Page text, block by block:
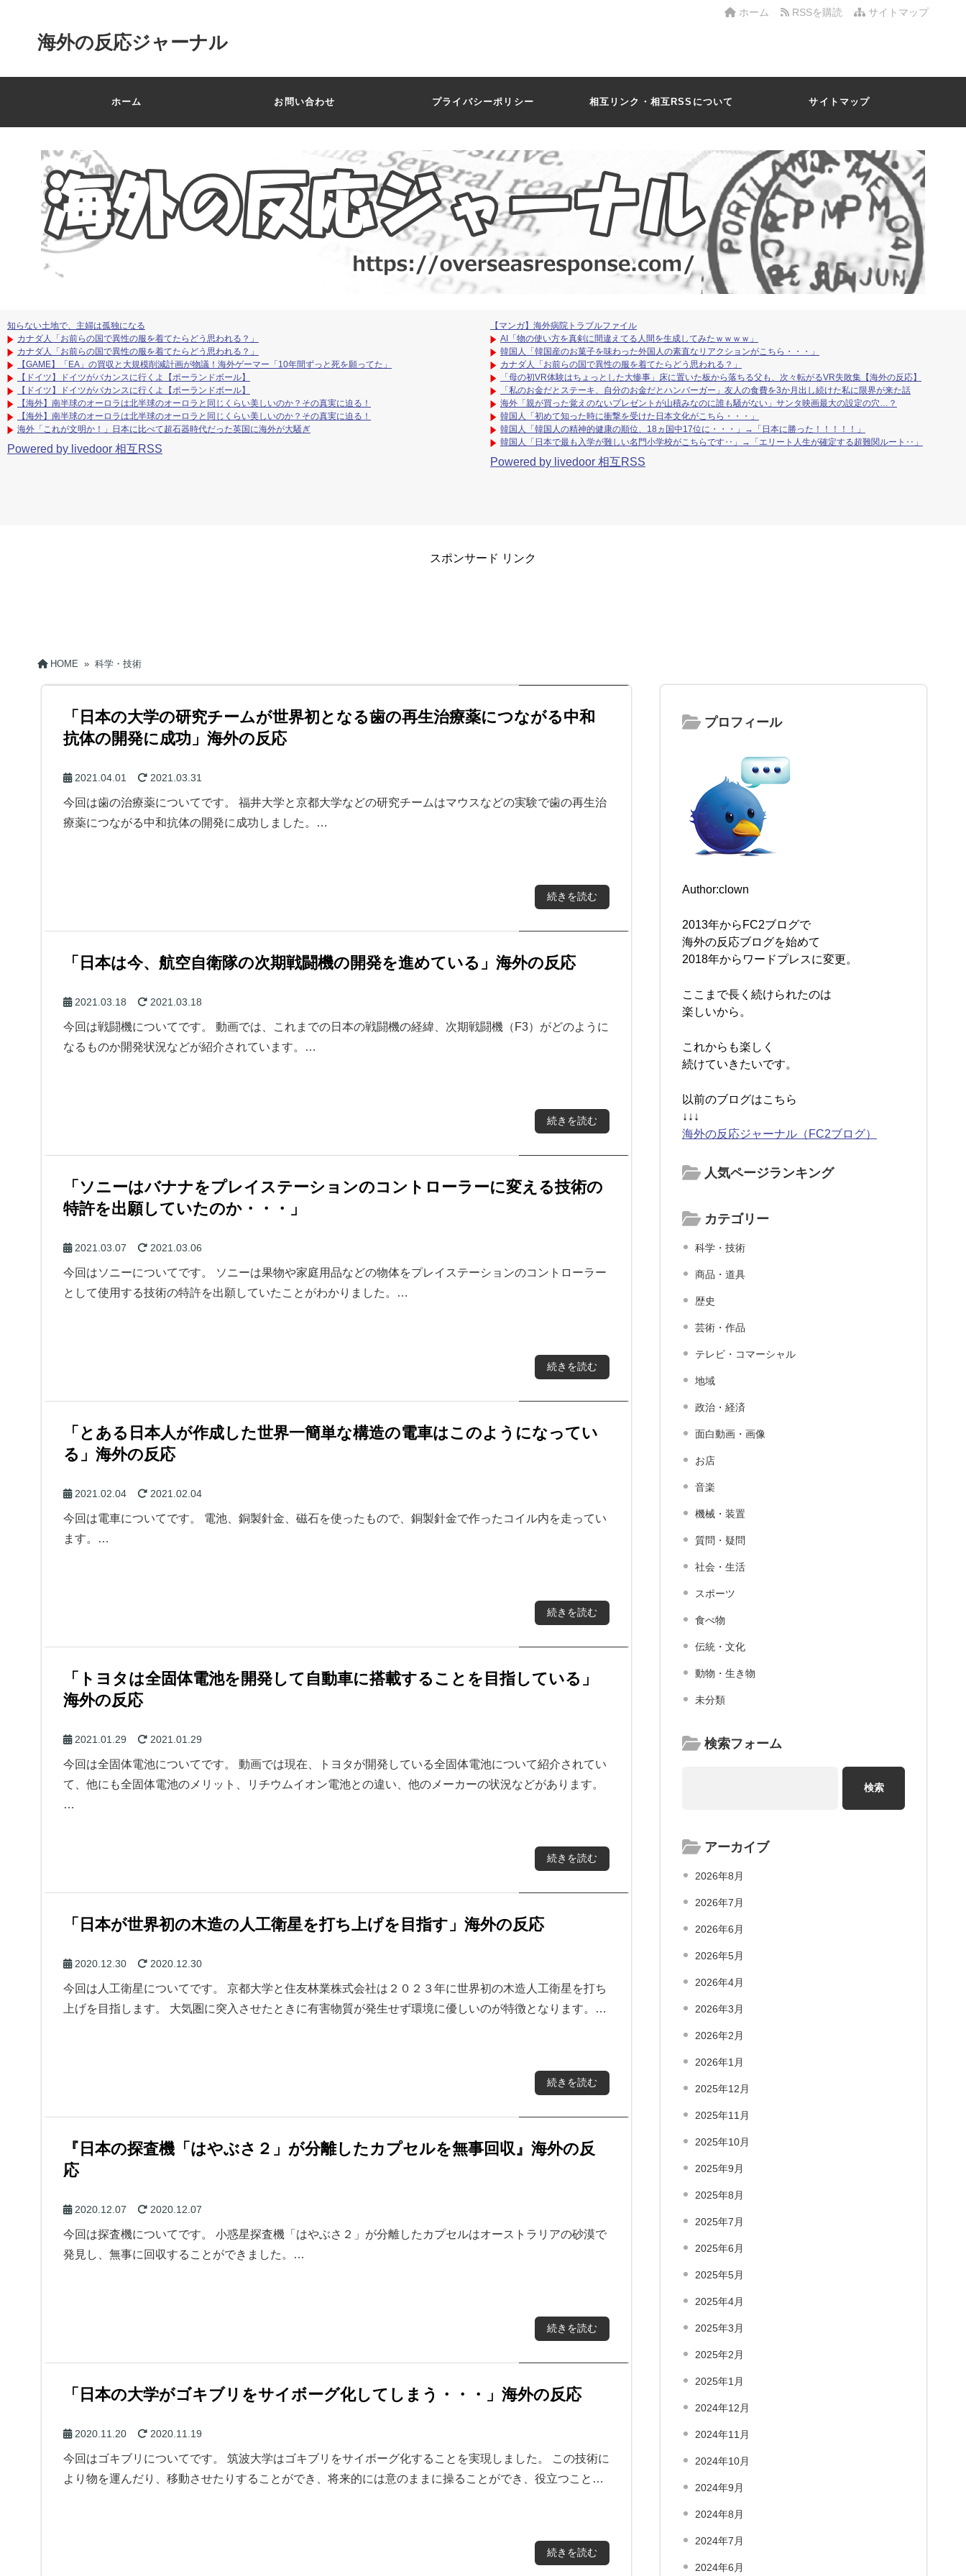
サイトマップ
RSSを購読
ホーム
海外の反応ジャーナル
ホーム お問い合わせ プライバシーポリシー 相互リンク・相互RSSについて サイトマップ
知らない土地で、主婦は孤独になる
カナダ人「お前らの国で異性の服を着てたらどう思われる？」
カナダ人「お前らの国で異性の服を着てたらどう思われる？」
【GAME】「EA」の買収と大規模削減計画が物議！海外ゲーマー「10年間ずっと死を願ってた」
【ドイツ】ドイツがバカンスに行くよ【ポーランドボール】
【ドイツ】ドイツがバカンスに行くよ【ポーランドボール】
【海外】南半球のオーロラは北半球のオーロラと同じくらい美しいのか？その真実に迫る！
【海外】南半球のオーロラは北半球のオーロラと同じくらい美しいのか？その真実に迫る！
海外「これが文明か！」日本に比べて超石器時代だった英国に海外が大騒ぎ
Powered by livedoor 相互RSS
【マンガ】海外病院トラブルファイル
AI「物の使い方を真剣に間違えてる人間を生成してみたｗｗｗｗ」
韓国人「韓国産のお菓子を味わった外国人の素直なリアクションがこちら・・・」
カナダ人「お前らの国で異性の服を着てたらどう思われる？」
「母の初VR体験はちょっとした大惨事」床に置いた板から落ちる父も、次々転がるVR失敗集【海外の反応】
「私のお金だとステーキ、自分のお金だとハンバーガー」友人の食費を3か月出し続けた私に限界が来た話
海外「親が買った覚えのないプレゼントが山積みなのに誰も騒がない」サンタ映画最大の設定の穴…？
韓国人「初めて知った時に衝撃を受けた日本文化がこちら・・・」
韓国人「韓国人の精神的健康の順位、18ヵ国中17位に・・・」→「日本に勝った！！！！！」
韓国人「日本で最も入学が難しい名門小学校がこちらです‥」→「エリート人生が確定する超難関ルート‥」
Powered by livedoor 相互RSS
スポンサード リンク
HOME » 科学・技術
「日本の大学の研究チームが世界初となる歯の再生治療薬につながる中和
抗体の開発に成功」海外の反応
2021.04.01 2021.03.31
今回は歯の治療薬についてです。 福井大学と京都大学などの研究チームはマウスなどの実験で歯の再生治
療薬につながる中和抗体の開発に成功しました。…
続きを読む
「日本は今、航空自衛隊の次期戦闘機の開発を進めている」海外の反応
2021.03.18 2021.03.18
今回は戦闘機についてです。 動画では、これまでの日本の戦闘機の経緯、次期戦闘機（F3）がどのように
なるものか開発状況などが紹介されています。…
続きを読む
「ソニーはバナナをプレイステーションのコントローラーに変える技術の
特許を出願していたのか・・・」
2021.03.07 2021.03.06
今回はソニーについてです。 ソニーは果物や家庭用品などの物体をプレイステーションのコントローラー
として使用する技術の特許を出願していたことがわかりました。…
続きを読む
「とある日本人が作成した世界一簡単な構造の電車はこのようになってい
る」海外の反応
2021.02.04 2021.02.04
今回は電車についてです。 電池、銅製針金、磁石を使ったもので、銅製針金で作ったコイル内を走ってい
ます。…
続きを読む
「トヨタは全固体電池を開発して自動車に搭載することを目指している」
海外の反応
2021.01.29 2021.01.29
今回は全固体電池についてです。 動画では現在、トヨタが開発している全固体電池について紹介されてい
て、他にも全固体電池のメリット、リチウムイオン電池との違い、他のメーカーの状況などがあります。
…
続きを読む
「日本が世界初の木造の人工衛星を打ち上げを目指す」海外の反応
2020.12.30 2020.12.30
今回は人工衛星についてです。 京都大学と住友林業株式会社は２０２３年に世界初の木造人工衛星を打ち
上げを目指します。 大気圏に突入させたときに有害物質が発生せず環境に優しいのが特徴となります。…
続きを読む
『日本の探査機「はやぶさ２」が分離したカプセルを無事回収』海外の反
応
2020.12.07 2020.12.07
今回は探査機についてです。 小惑星探査機「はやぶさ２」が分離したカプセルはオーストラリアの砂漠で
発見し、無事に回収することができました。…
続きを読む
「日本の大学がゴキブリをサイボーグ化してしまう・・・」海外の反応
2020.11.20 2020.11.19
今回はゴキブリについてです。 筑波大学はゴキブリをサイボーグ化することを実現しました。 この技術に
より物を運んだり、移動させたりすることができ、将来的には意のままに操ることができ、役立つこと…
続きを読む
プロフィール
Author:clown
2013年からFC2ブログで
海外の反応ブログを始めて
2018年からワードプレスに変更。
ここまで長く続けられたのは
楽しいから。
これからも楽しく
続けていきたいです。
以前のブログはこちら
↓↓↓
海外の反応ジャーナル（FC2ブログ）
人気ページランキング
カテゴリー
科学・技術
商品・道具
歴史
芸術・作品
テレビ・コマーシャル
地域
政治・経済
面白動画・画像
お店
音楽
機械・装置
質問・疑問
社会・生活
スポーツ
食べ物
伝統・文化
動物・生き物
未分類
検索フォーム
アーカイブ
2026年8月
2026年7月
2026年6月
2026年5月
2026年4月
2026年3月
2026年2月
2026年1月
2025年12月
2025年11月
2025年10月
2025年9月
2025年8月
2025年7月
2025年6月
2025年5月
2025年4月
2025年3月
2025年2月
2025年1月
2024年12月
2024年11月
2024年10月
2024年9月
2024年8月
2024年7月
2024年6月